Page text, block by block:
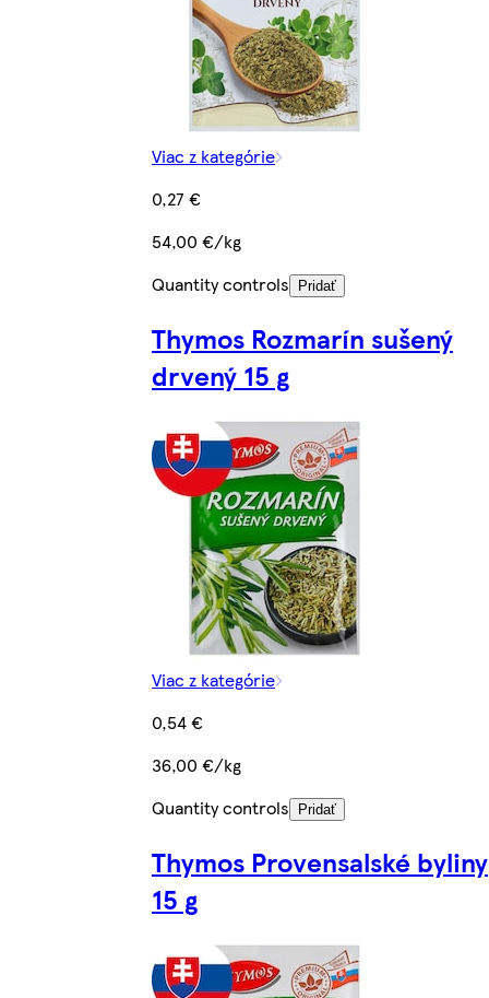
Viac z kategórie
0,27 €
54,00 €/kg
Quantity controls
Pridať
Thymos Rozmarín sušený
drvený 15 g
Viac z kategórie
0,54 €
36,00 €/kg
Quantity controls
Pridať
Thymos Provensalské byliny
15 g